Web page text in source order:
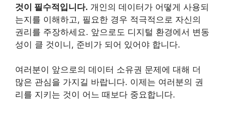
것이 필수적입니다. 개인의 데이터가 어떻게 사용되
는지를 이해하고, 필요한 경우 적극적으로 자신의
권리를 주장하세요. 앞으로도 디지털 환경에서 변동
성이 클 것이니, 준비가 되어 있어야 합니다.
여러분이 앞으로의 데이터 소유권 문제에 대해 더
많은 관심을 가지길 바랍니다. 이제는 여러분의 권
리를 지키는 것이 어느 때보다 중요합니다.